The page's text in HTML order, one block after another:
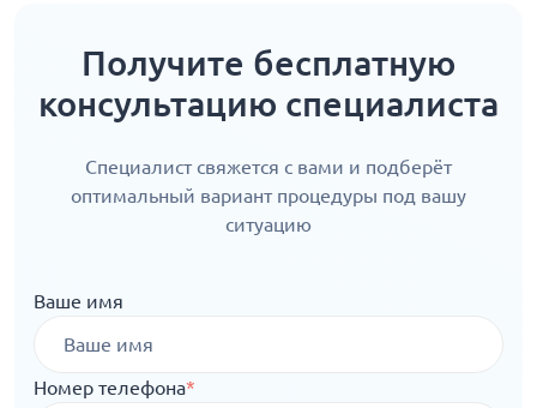
Получите бесплатную
консультацию специалиста
Специалист свяжется с вами и подберёт
оптимальный вариант процедуры под вашу
ситуацию
Ваше имя
Номер телефона*